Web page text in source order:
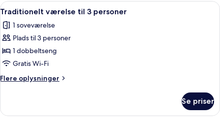
Indlæs
alle
billeder
af
Traditionelt
værelse
til
3
Et moderne soveværelse med en
3
Traditionelt værelse til 3 personer
1 soveværelse
Plads til 3 personer
1 dobbeltseng
Gratis Wi-Fi
Flere oplysninger
Flere
værelse
Se priser